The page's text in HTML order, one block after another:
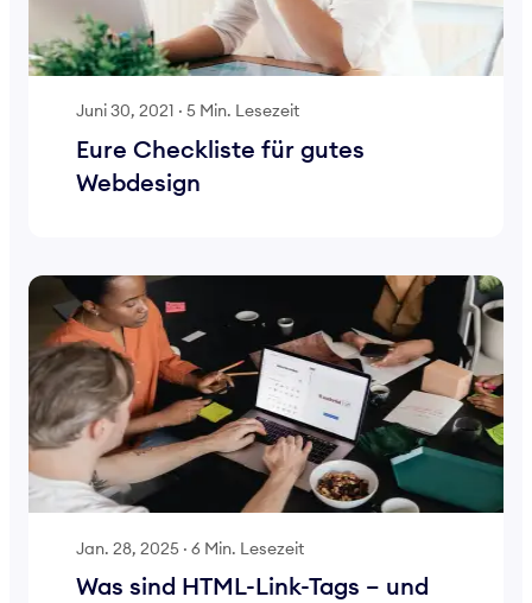
Juni 30, 2021 · 5 Min. Lesezeit
Eure Checkliste für gutes
Webdesign
Jan. 28, 2025 · 6 Min. Lesezeit
Was sind HTML-Link-Tags – und